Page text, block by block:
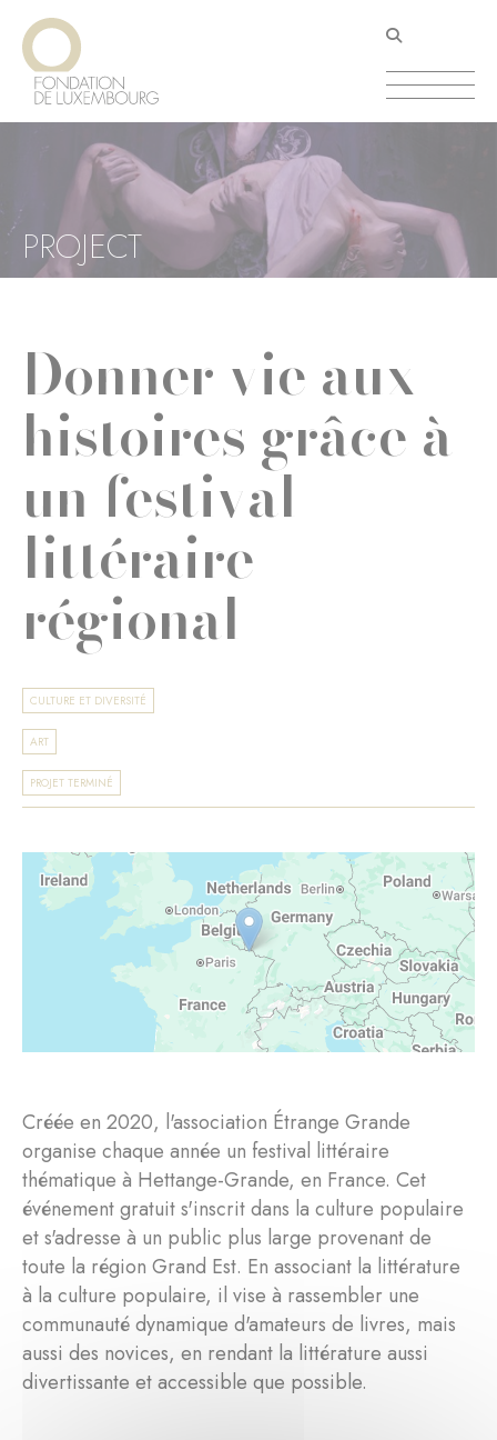
Aller
contenu
principal
PROJECT
Donner vie aux
histoires grâce à
un festival
littéraire
régional
CULTURE ET DIVERSITÉ
ART
PROJET TERMINÉ
Créée en 2020, l'association Étrange Grande
organise chaque année un festival littéraire
thématique à Hettange-Grande, en France. Cet
événement gratuit s'inscrit dans la culture populaire
et s'adresse à un public plus large provenant de
toute la région Grand Est. En associant la littérature
à la culture populaire, il vise à rassembler une
communauté dynamique d'amateurs de livres, mais
aussi des novices, en rendant la littérature aussi
divertissante et accessible que possible.
Panneau de gestion des cookies